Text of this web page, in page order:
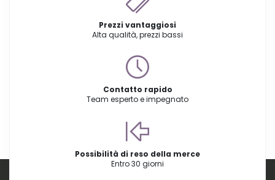
Prezzi vantaggiosi
Alta qualità, prezzi bassi
Contatto rapido
Team esperto e impegnato
Possibilità di reso della merce
Entro 30 giorni